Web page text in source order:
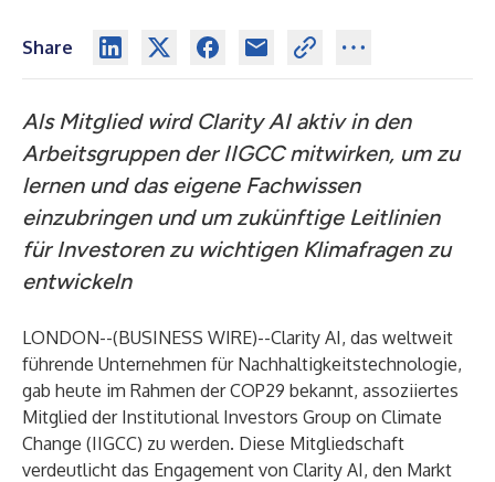
Share
Als Mitglied wird Clarity AI aktiv in den
Arbeitsgruppen der IIGCC mitwirken, um zu
lernen und das eigene Fachwissen
einzubringen und um zukünftige Leitlinien
für Investoren zu wichtigen Klimafragen zu
entwickeln
LONDON--(BUSINESS WIRE)--Clarity AI, das weltweit
führende Unternehmen für Nachhaltigkeitstechnologie,
gab heute im Rahmen der COP29 bekannt, assoziiertes
Mitglied der Institutional Investors Group on Climate
Change (IIGCC) zu werden. Diese Mitgliedschaft
verdeutlicht das Engagement von Clarity AI, den Markt